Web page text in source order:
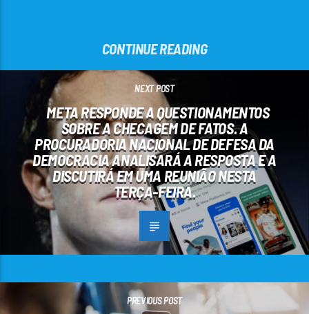
CONTINUE READING
NEXT POST
META RESPONDE A QUESTIONAMENTOS
SOBRE A CHECAGEM DE FATOS. A
PROCURADORIA NACIONAL DE DEFESA DA
DEMOCRACIA ANALISARÁ A RESPOSTA E A
DISCUTIRÁ EM UMA REUNIÃO NESTA
TERÇA-FEIRA.
PREVIOUS POST